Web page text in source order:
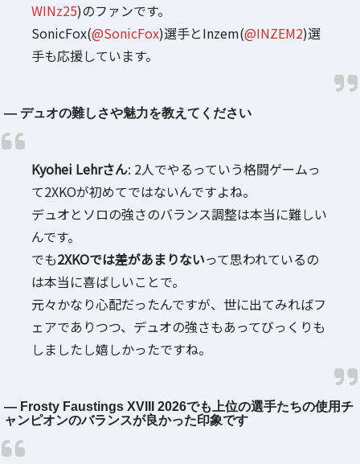
WINz25)のファンです。
SonicFox(@SonicFox)選手とInzem(@INZEM2)選
手も応援しています。
― デュオの難しさや魅力を教えてください
Kyohei Lehrさん: 2人でやるっていう格闘ゲームっ
て2XKOが初めてではないんですよね。
デュオとソロの強さのバランス調整は本当に難しい
んです。
でも2XKOでは差があまりないって思われているの
は本当に喜ばしいことで。
元々かなり心配だったんですが、世に出てみればフ
ェアでありつつ、デュオの強さもあってびっくりも
しましたし嬉しかったですね。
― Frosty Faustings XVIII 2026でも上位の選手たちの使用チ
ャンピオンのバランスが良かった印象です